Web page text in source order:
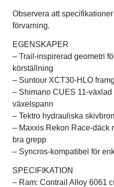
Observera att
förvarning.
EGENSKAPER
– Trail-inspirerad geometri
körställning
– Suntour XCT30-HLO
– Shimano CUES 11-
växelspann
– Tektro hydrauliska
– Maxxis Rekon Race-däck
bra grepp
– Syncros-kompatibel för
SPECIFIKATION
– Ram: Contrail Alloy 6061